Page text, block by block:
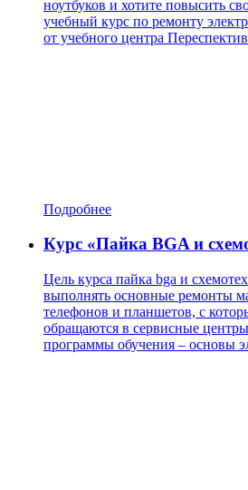
ноутбуков и хотите повысить
учебный курс по ремонту
от учебного центра
Подробнее
Курс «Пайка BGA и
Цель курса пайка bga и
выполнять основные ремонты
телефонов и планшетов, с
обращаются в сервисные
программы обучения – основы